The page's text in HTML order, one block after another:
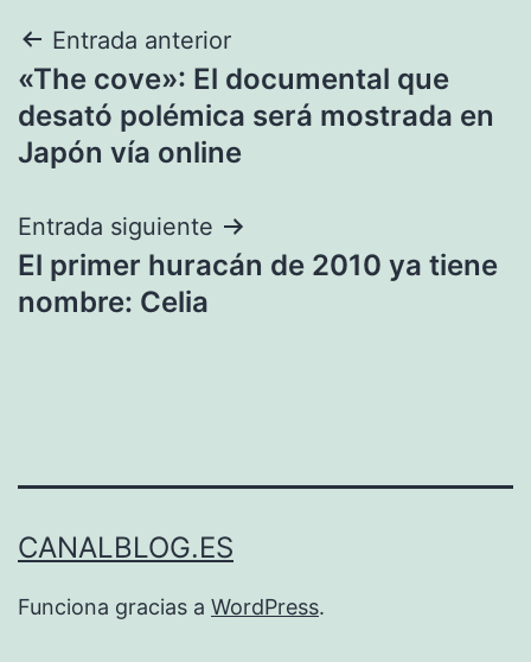
Navegación
de
entradas
Entrada anterior
«The cove»: El documental que
desató polémica será mostrada en
Japón vía online
Entrada siguiente
El primer huracán de 2010 ya tiene
nombre: Celia
CANALBLOG.ES
Funciona gracias a WordPress.